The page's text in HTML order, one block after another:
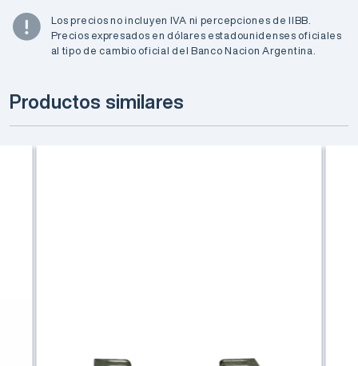
Los precios no incluyen IVA ni percepciones de IIBB.
Precios expresados en dólares estadounidenses oficiales
al tipo de cambio oficial del Banco Nacion Argentina.
Productos similares